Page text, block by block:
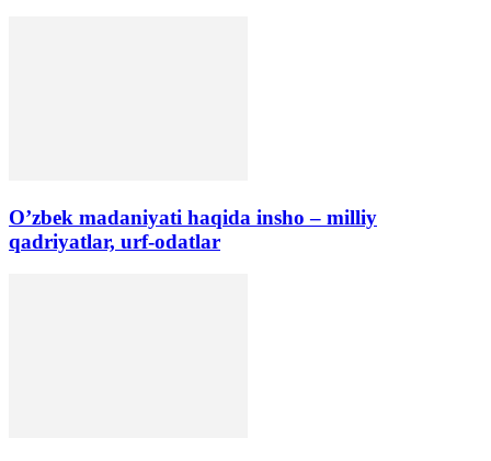
O’zbek madaniyati haqida insho – milliy
qadriyatlar, urf-odatlar